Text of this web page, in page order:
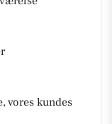
vores kundes